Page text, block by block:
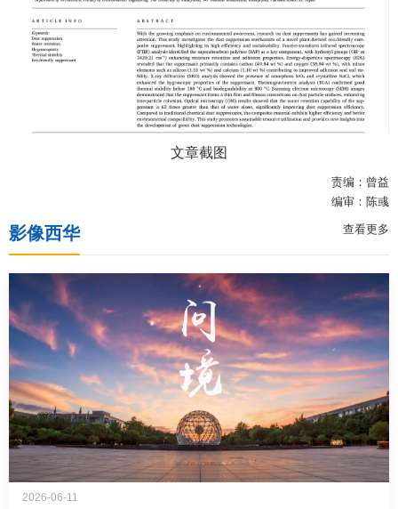
文章截图
责编：曾益
编审：陈彧
影像西华 查看更多
2026-06-11